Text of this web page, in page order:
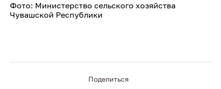
Фото: Министерство сельского хозяйства
Чувашской Республики
Поделиться